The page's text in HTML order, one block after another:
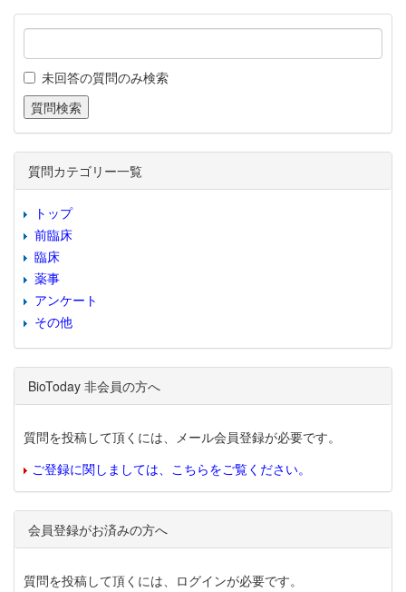
未回答の質問のみ検索
質問カテゴリー一覧
トップ
前臨床
臨床
薬事
アンケート
その他
BioToday 非会員の方へ
質問を投稿して頂くには、メール会員登録が必要です。
ご登録に関しましては、こちらをご覧ください。
会員登録がお済みの方へ
質問を投稿して頂くには、ログインが必要です。